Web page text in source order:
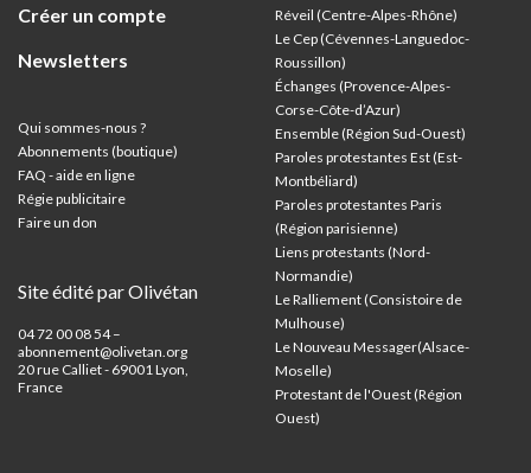
Créer un compte
Newsletters
Qui sommes-nous ?
Abonnements (boutique)
FAQ - aide en ligne
Régie publicitaire
Faire un don
Site édité par Olivétan
04 72 00 08 54 –
abonnement@olivetan.org
20 rue Calliet - 69001 Lyon,
France
Réveil (Centre-Alpes-Rhône)
Le Cep (Cévennes-Languedoc-
Roussillon)
Échanges (Provence-Alpes-
Corse-Côte-d’Azur)
Ensemble (Région Sud-Ouest)
Paroles protestantes Est (Est-
Montbéliard)
Paroles protestantes Paris
(Région parisienne)
Liens protestants (Nord-
Normandie)
Le Ralliement (Consistoire de
Mulhouse)
Le Nouveau Messager(Alsace-
Moselle)
Protestant de l'Ouest (Région
Ouest)